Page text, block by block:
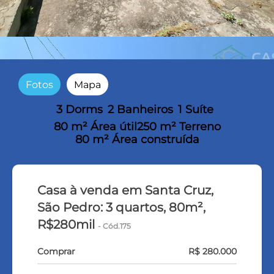
Fotos Mapa
3 Dorms 2 Banheiros 1 Suíte
80 m² Área útil 250 m² Terreno
80 m² Área construída
Casa à venda em Santa Cruz,
São Pedro: 3 quartos, 80m²,
R$280mil- Cód.175
Comprar R$ 280.000